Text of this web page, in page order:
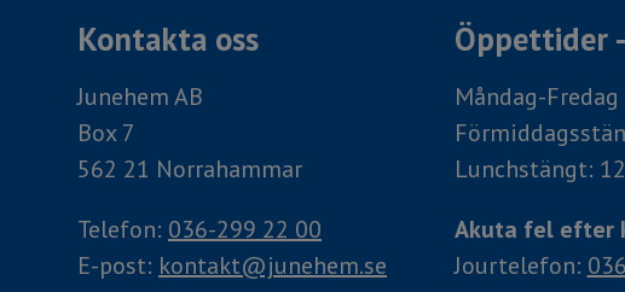
Kontakta oss
Junehem AB
Box 7
562 21 Norrahammar
Telefon: 036-299 22 00
E-post: kontakt@junehem.se
Öppettider
Måndag-
Lunchstängt:
Akuta fel efter
Jourtelefon: